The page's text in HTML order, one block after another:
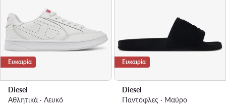
Ευκαιρία
Diesel
Αθλητικά · Λευκό
Ευκαιρία
Diesel
Παντόφλες · Μαύρο